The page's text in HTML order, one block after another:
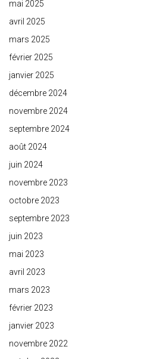
mai 2025
avril 2025
mars 2025
février 2025
janvier 2025
décembre 2024
novembre 2024
septembre 2024
août 2024
juin 2024
novembre 2023
octobre 2023
septembre 2023
juin 2023
mai 2023
avril 2023
mars 2023
février 2023
janvier 2023
novembre 2022